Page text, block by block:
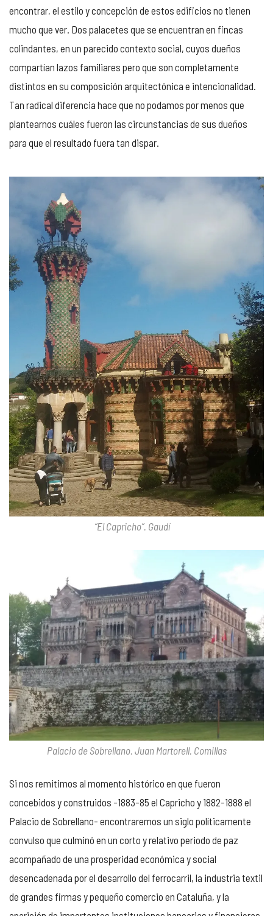
encontrar, el estilo y concepción de estos edificios no tienen
mucho que ver. Dos palacetes que se encuentran en fincas
colindantes, en un parecido contexto social, cuyos dueños
compartían lazos familiares pero que son completamente
distintos en su composición arquitectónica e intencionalidad.
Tan radical diferencia hace que no podamos por menos que
plantearnos cuáles fueron las circunstancias de sus dueños
para que el resultado fuera tan dispar.
“El Capricho”. Gaudí
Palacio de Sobrellano. Juan Martorell. Comillas
Si nos remitimos al momento histórico en que fueron
concebidos y construidos -1883-85 el Capricho y 1882-1888 el
Palacio de Sobrellano- encontraremos un siglo políticamente
convulso que culminó en un corto y relativo periodo de paz
acompañado de una prosperidad económica y social
desencadenada por el desarrollo del ferrocarril, la industria textil
de grandes firmas y pequeño comercio en Cataluña, y la